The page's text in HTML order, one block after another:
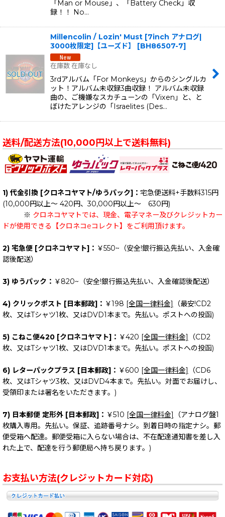
「Man or Mouse」、「Battery Check」収
録！！ No…
Millencolin / Lozin' Must [7inch アナログ|
3000枚限定]【ユーズド】
[BH86507-7]
在庫数 在庫なし
3rdアルバム「For Monkeys」からのシングルカ
ット！アルバム未収録3曲収録！ アルバム未収録
曲の、ご機嫌なスカチューンの「Vixen」と、と
ぼけたアレンジの「Israelites (Des…
送料/配送方法(10,000円以上で送料無料)
1) 代金引換 [クロネコヤマト/ゆうパック]： 宅急便送料+手数料315円
(10,000円以上～ 420円、30,000円以上～ 630円)
※ クロネコヤマトでは、現金、電子マネー及びクレジットカー
ドが使用できる【クロネコeコレクト】をご利用頂けます。
2) 宅急便 [クロネコヤマト]： ￥550~（安全!銀行振込先払い、入金確
認後配送）
3) ゆうパック： ￥820~（安全!銀行振込先払い、入金確認後配送）
4) クリックポスト [日本郵政]： ￥198 [全国一律料金]
（最安!CD2
枚、又はTシャツ1枚、又はDVD1本まで。先払い。ポストへの投函)
5) こねこ便420 [クロネコヤマト]： ￥420 [全国一律料金]
（CD2
枚、又はTシャツ1枚、又はDVD1本まで。先払い。ポストへの投函)
6) レターパックプラス [日本郵政]： ￥600 [全国一律料金]
（CD6
枚、又はTシャツ3枚、又はDVD4本まで。先払い。対面でお届けし、
受領印または署名をいただきます。)
7) 日本郵便 定形外 [日本郵政]： ￥510 [全国一律料金]
（アナログ盤1
枚購入専用。先払い。保証、追跡番号ナシ。到着日時の指定ナシ。郵
便受箱へ配達。郵便受箱に入らない場合は、不在配達通知書を差し入
れた上で、配達を行う郵便局へ持ち戻ります。)
お支払い方法(クレジットカード対応)